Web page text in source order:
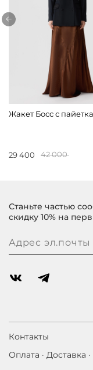
Жакет Босс с
29 400 42 000
Контакты
Оплата · Доставка
Станьте частью
скидку 10% на